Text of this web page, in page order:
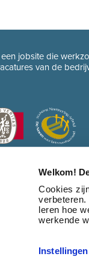
Welkom!
Cookies
verbeteren.
leren hoe
werkende
Instellingen
jobsite die
van de
• HR